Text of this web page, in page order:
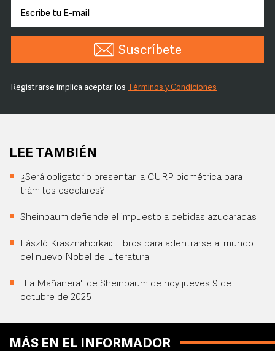
Suscríbete
Registrarse implica aceptar los Términos y Condiciones
LEE TAMBIÉN
¿Será obligatorio presentar la CURP biométrica para
trámites escolares?
Sheinbaum defiende el impuesto a bebidas azucaradas
László Krasznahorkai: Libros para adentrarse al mundo
del nuevo Nobel de Literatura
"La Mañanera" de Sheinbaum de hoy jueves 9 de
octubre de 2025
MÁS EN EL INFORMADOR